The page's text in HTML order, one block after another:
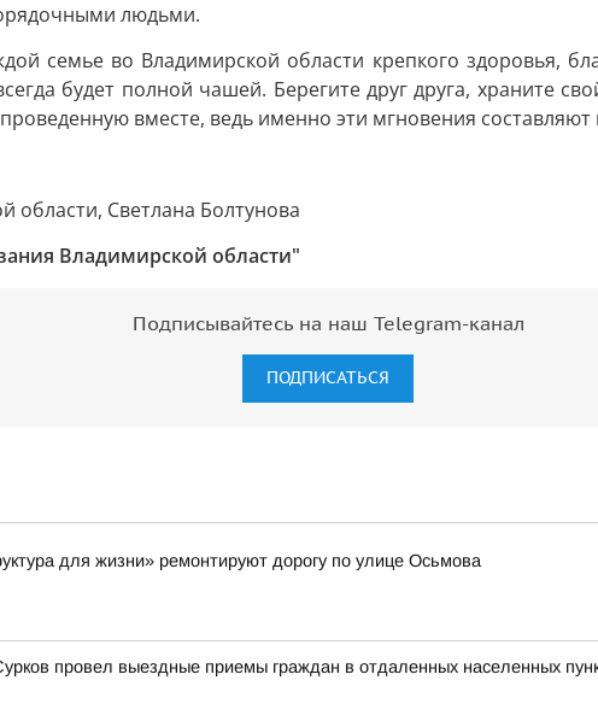
людьми.
семье во Владимирской области крепкого здоровья,
будет полной чашей. Берегите друг друга, храните
вместе, ведь именно эти мгновения составляют
Светлана Болтунова
Владимирской области"
Подписывайтесь на наш Telegram-канал
ПОДПИСАТЬСЯ
для жизни» ремонтируют дорогу по улице Осьмова
провел выездные приемы граждан в отдаленных населенных